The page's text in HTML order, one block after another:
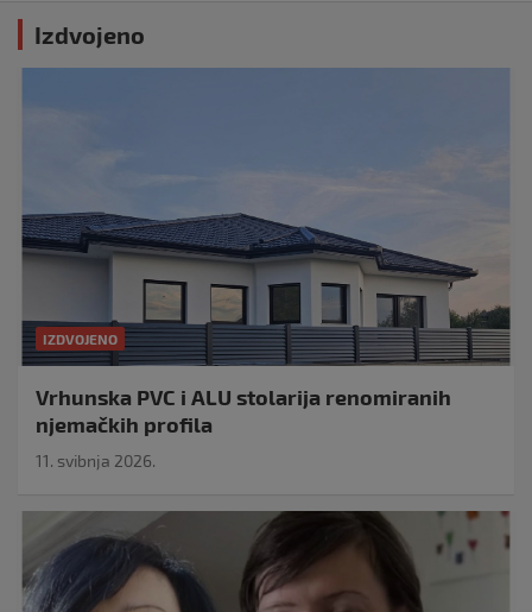
Izdvojeno
IZDVOJENO
Vrhunska PVC i ALU stolarija renomiranih
njemačkih profila
11. svibnja 2026.